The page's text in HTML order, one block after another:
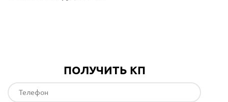
ПОЛУЧИТЬ КП